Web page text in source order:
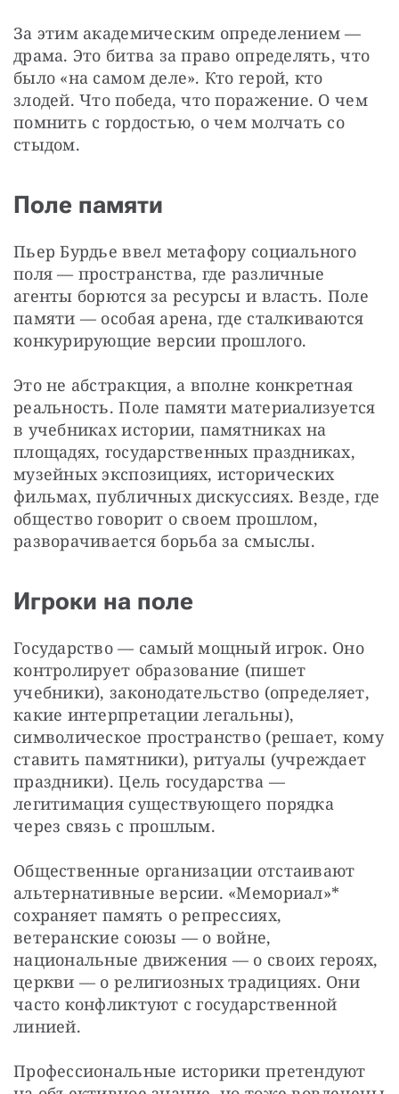
За этим академическим определением —
драма. Это битва за право определять, что
было «на самом деле». Кто герой, кто
злодей. Что победа, что поражение. О чем
помнить с гордостью, о чем молчать со
стыдом.
Поле памяти
Пьер Бурдье ввел метафору социального
поля — пространства, где различные
агенты борются за ресурсы и власть. Поле
памяти — особая арена, где сталкиваются
конкурирующие версии прошлого.
Это не абстракция, а вполне конкретная
реальность. Поле памяти материализуется
в учебниках истории, памятниках на
площадях, государственных праздниках,
музейных экспозициях, исторических
фильмах, публичных дискуссиях. Везде, где
общество говорит о своем прошлом,
разворачивается борьба за смыслы.
Игроки на поле
Государство — самый мощный игрок. Оно
контролирует образование (пишет
учебники), законодательство (определяет,
какие интерпретации легальны),
символическое пространство (решает, кому
ставить памятники), ритуалы (учреждает
праздники). Цель государства —
легитимация существующего порядка
через связь с прошлым.
Общественные организации отстаивают
альтернативные версии. «Мемориал»*
сохраняет память о репрессиях,
ветеранские союзы — о войне,
национальные движения — о своих героях,
церкви — о религиозных традициях. Они
часто конфликтуют с государственной
линией.
Профессиональные историки претендуют